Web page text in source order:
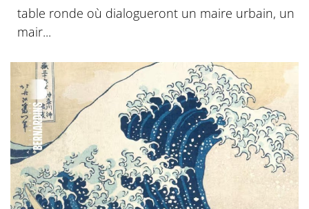
table ronde où dialogueront un maire urbain, un
mair...